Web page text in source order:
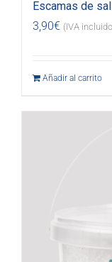
Escamas de
3,90€ (IVA
Añadir al carrito